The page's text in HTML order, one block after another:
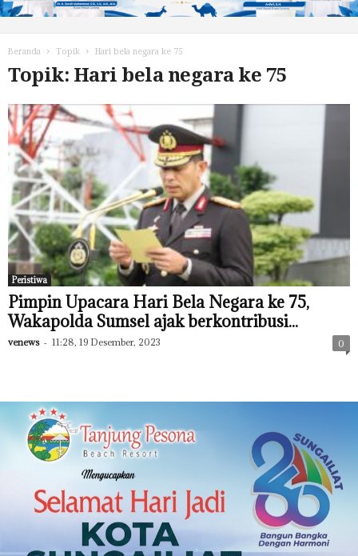
Beranda Topik Hari bela negara ke 75
Topik: Hari bela negara ke 75
Peristiwa
Pimpin Upacara Hari Bela Negara ke 75,
Wakapolda Sumsel ajak berkontribusi...
venews - 11:28, 19 Desember, 2023 0